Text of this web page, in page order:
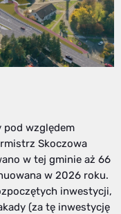
pod względem
Skoczowa
w tej gminie aż 66
w 2026 roku.
inwestycji,
(za tę inwestycję